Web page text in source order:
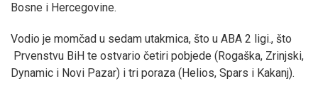
Bosne i Hercegovine.
Vodio je momčad u sedam utakmica, što u ABA 2 ligi., što
Prvenstvu BiH te ostvario četiri pobjede (Rogaška, Zrinjski,
Dynamic i Novi Pazar) i tri poraza (Helios, Spars i Kakanj).